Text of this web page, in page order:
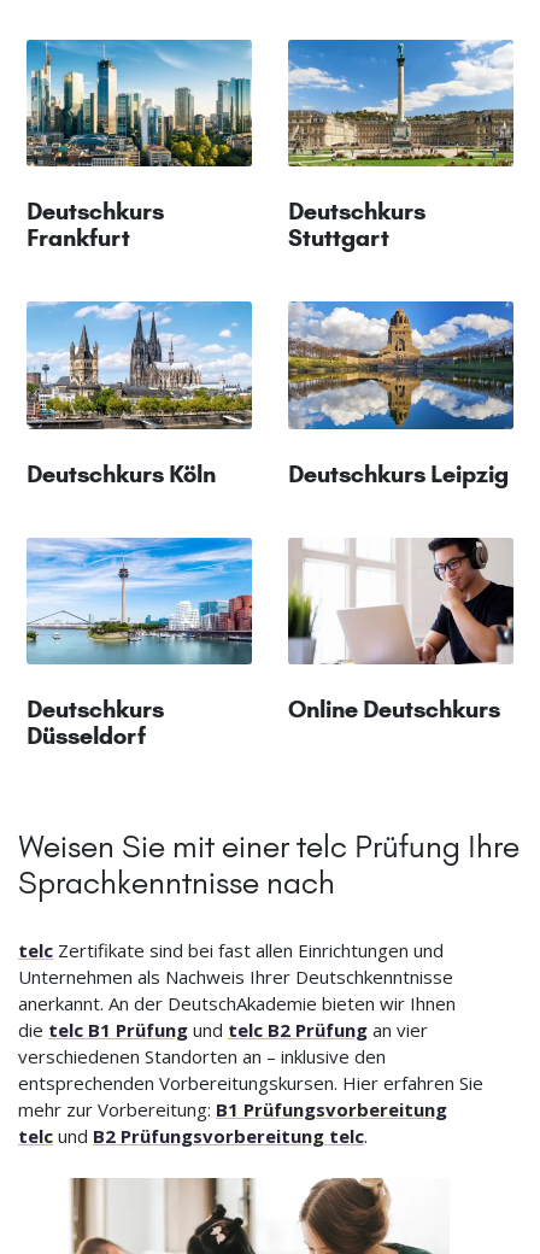
Deutschkurs
Frankfurt
Deutschkurs
Stuttgart
Deutschkurs Köln Deutschkurs Leipzig
Deutschkurs
Düsseldorf
Online Deutschkurs
Weisen Sie mit einer telc Prüfung Ihre
Sprachkenntnisse nach
telc Zertifikate sind bei fast allen Einrichtungen und
Unternehmen als Nachweis Ihrer Deutschkenntnisse
anerkannt. An der DeutschAkademie bieten wir Ihnen
die telc B1 Prüfung und telc B2 Prüfung an vier
verschiedenen Standorten an – inklusive den
entsprechenden Vorbereitungskursen. Hier erfahren Sie
mehr zur Vorbereitung: B1 Prüfungsvorbereitung
telc und B2 Prüfungsvorbereitung telc.